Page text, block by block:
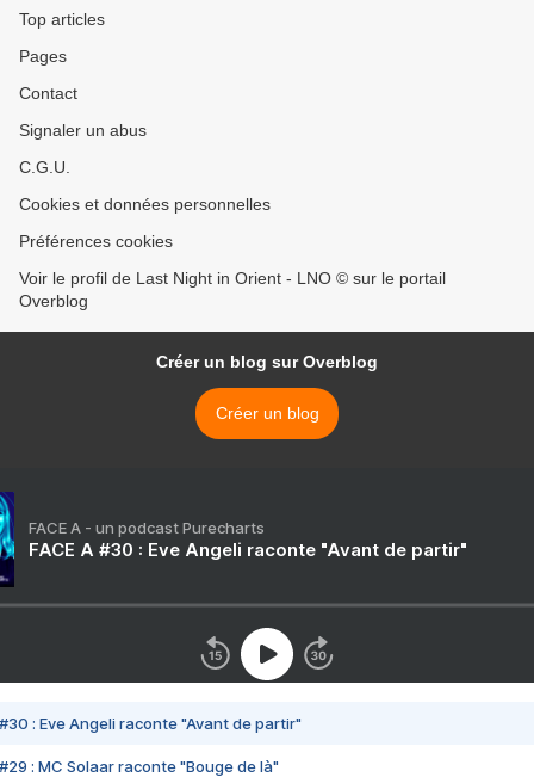
Top articles
Pages
Contact
Signaler un abus
C.G.U.
Cookies et données personnelles
Préférences cookies
Voir le profil de Last Night in Orient - LNO © sur le portail
Overblog
Créer un blog sur Overblog
Créer un blog
FACE A - un podcast Purecharts
FACE A #30 : Eve Angeli raconte "Avant de partir"
#30 : Eve Angeli raconte "Avant de partir"
#29 : MC Solaar raconte "Bouge de là"